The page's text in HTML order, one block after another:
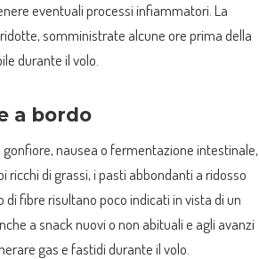
eventuali processi infiammatori. La
somministrate alcune ore prima della
durante il volo.
a bordo
nausea o fermentazione intestinale,
ricchi di grassi, i pasti abbondanti a ridosso
fibre risultano poco indicati in vista di un
a snack nuovi o non abituali e agli avanzi
gas e fastidi durante il volo.